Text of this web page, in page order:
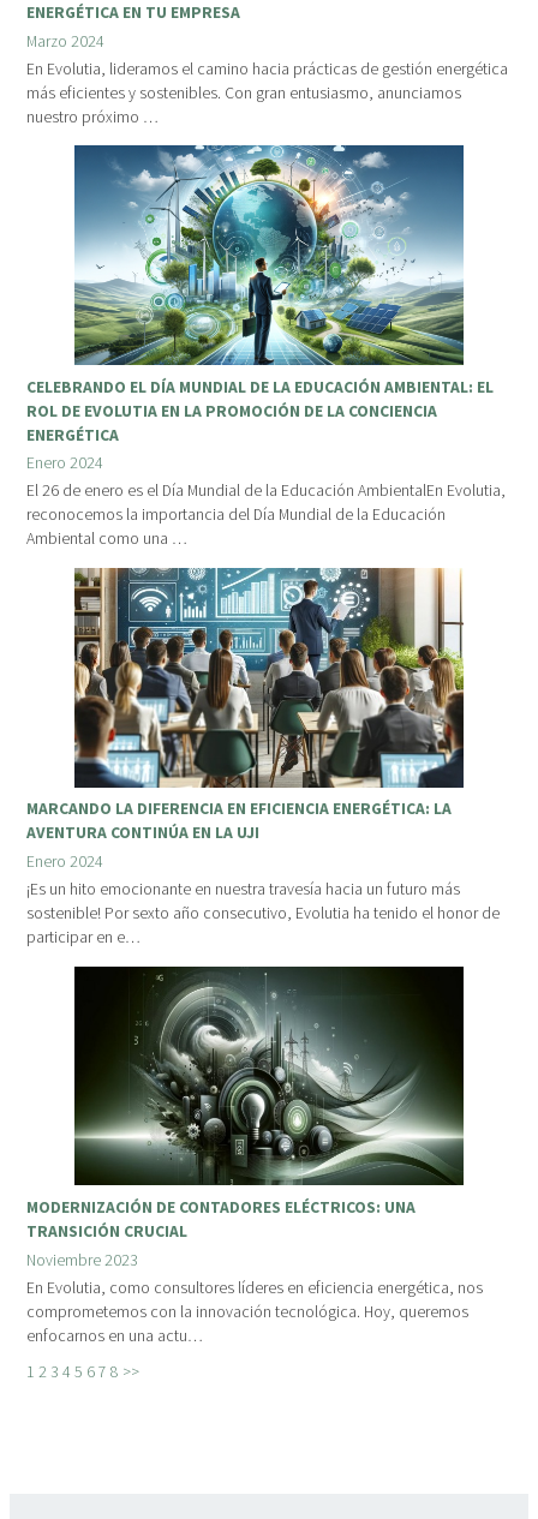
ENERGÉTICA EN TU EMPRESA
Marzo 2024
En Evolutia, lideramos el camino hacia prácticas de gestión energética
más eficientes y sostenibles. Con gran entusiasmo, anunciamos
nuestro próximo …
CELEBRANDO EL DÍA MUNDIAL DE LA EDUCACIÓN AMBIENTAL: EL
ROL DE EVOLUTIA EN LA PROMOCIÓN DE LA CONCIENCIA
ENERGÉTICA
Enero 2024
El 26 de enero es el Día Mundial de la Educación AmbientalEn Evolutia,
reconocemos la importancia del Día Mundial de la Educación
Ambiental como una …
MARCANDO LA DIFERENCIA EN EFICIENCIA ENERGÉTICA: LA
AVENTURA CONTINÚA EN LA UJI
Enero 2024
¡Es un hito emocionante en nuestra travesía hacia un futuro más
sostenible! Por sexto año consecutivo, Evolutia ha tenido el honor de
participar en e…
MODERNIZACIÓN DE CONTADORES ELÉCTRICOS: UNA
TRANSICIÓN CRUCIAL
Noviembre 2023
En Evolutia, como consultores líderes en eficiencia energética, nos
comprometemos con la innovación tecnológica. Hoy, queremos
enfocarnos en una actu…
1 2 3 4 5 67 8 >>